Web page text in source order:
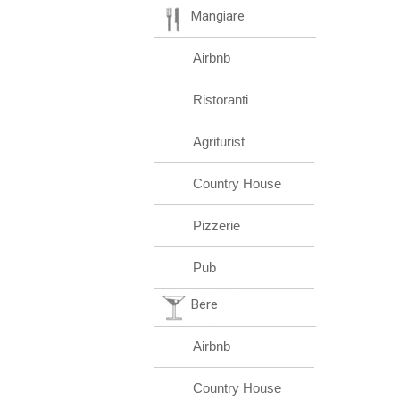
Mangiare
Airbnb
Ristoranti
Agriturist
Country House
Pizzerie
Pub
Bere
Airbnb
Country House